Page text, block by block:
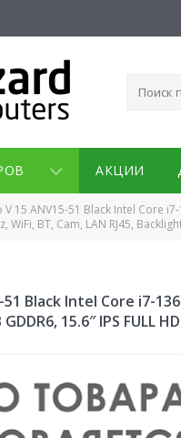
АКЦИИ
15 ANV15-51 Black Intel Core
WiFi, BT, Cam, LAN RJ45,
Black Intel Core i7-
15.6″ IPS FULL